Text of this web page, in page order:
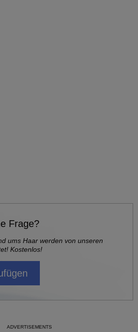
Frage?
ums Haar werden von unseren
Kostenlos!